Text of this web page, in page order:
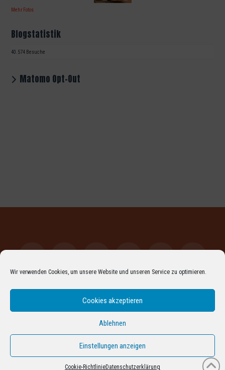
Wir verwenden Cookies, um unsere Website und unseren Service zu optimieren.
Cookies akzeptieren
Ablehnen
Einstellungen anzeigen
Cookie-RichtlinieDatenschutzerklärung
Mehr Fotos
Blogstatistik
40.574 Besuche
Matomo Opt-Out
PinterestFlickr RSS
PROUDLY POWERED BY THE